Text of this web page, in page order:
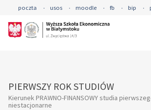
ZAJĘĆ
KIERUNEK
poczta usos moodle fb bip
PIERWSZY ROK STUDIÓW
Kierunek PRAWNO-FINANSOWY studia
niestacjonarne
DRUGI ROK STUDIÓW
Kierunek PRAWNO-FINANSOWY studia
niestacjonarne
TRZECI ROK STUDIÓW
Kierunek PRAWNO-FINANSOWY studia
niestacjonarne